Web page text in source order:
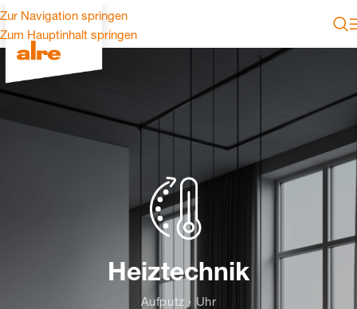
Zur Navigation springen
Zum Hauptinhalt springen
Heiztechnik
Aufputz › Uhr